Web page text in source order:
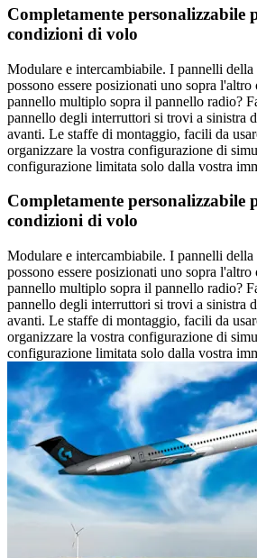
Completamente personalizzabile
condizioni di volo
Modulare e intercambiabile. I pannelli
possono essere posizionati uno sopra
pannello multiplo sopra il pannello radio?
pannello degli interruttori si trovi a sinistra
avanti. Le staffe di montaggio, facili da
organizzare la vostra configurazione di
configurazione limitata solo dalla vostra
Completamente personalizzabile
condizioni di volo
Modulare e intercambiabile. I pannelli
possono essere posizionati uno sopra
pannello multiplo sopra il pannello radio?
pannello degli interruttori si trovi a sinistra
avanti. Le staffe di montaggio, facili da
organizzare la vostra configurazione di
configurazione limitata solo dalla vostra